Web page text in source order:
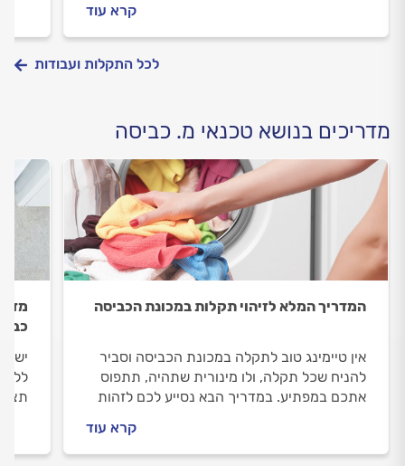
קרא עוד
לכל התקלות ועבודות
מדריכים בנושא טכנאי מ. כביסה
המדריך המלא לזיהוי תקלות במכונת הכביסה
אין טיימינג טוב לתקלה במכונת הכביסה וסביר
להניח שכל תקלה, ולו מינורית שתהיה, תתפוס
אתכם במפתיע. במדריך הבא נסייע לכם לזהות
איתן לבד ולצבור את המידע הדרוש לכם לפני
שאתם מזמינים טכנאי.
קרא עוד
יש